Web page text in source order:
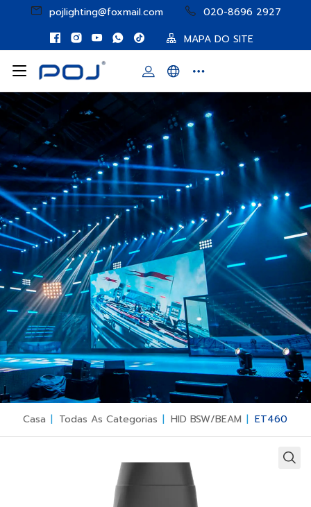
pojlighting@foxmail.com
020-8696 2927
MAPA DO SITE
Casa | Todas As Categorias | HID BSW/BEAM | ET460